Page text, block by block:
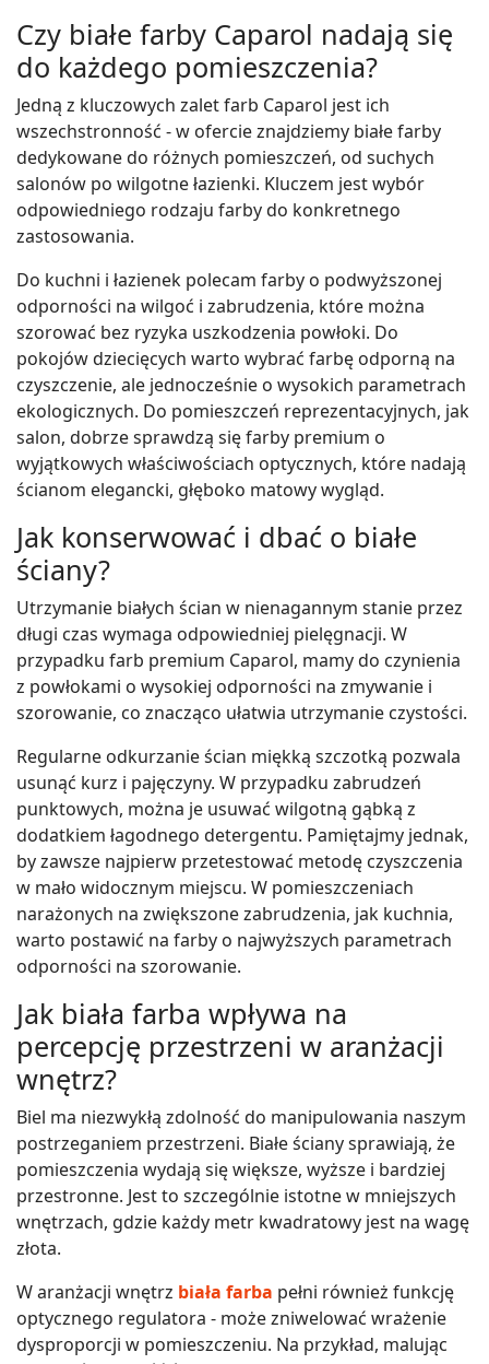
Czy białe farby Caparol nadają się
do każdego pomieszczenia?
Jedną z kluczowych zalet farb Caparol jest ich
wszechstronność - w ofercie znajdziemy białe farby
dedykowane do różnych pomieszczeń, od suchych
salonów po wilgotne łazienki. Kluczem jest wybór
odpowiedniego rodzaju farby do konkretnego
zastosowania.
Do kuchni i łazienek polecam farby o podwyższonej
odporności na wilgoć i zabrudzenia, które można
szorować bez ryzyka uszkodzenia powłoki. Do
pokojów dziecięcych warto wybrać farbę odporną na
czyszczenie, ale jednocześnie o wysokich parametrach
ekologicznych. Do pomieszczeń reprezentacyjnych, jak
salon, dobrze sprawdzą się farby premium o
wyjątkowych właściwościach optycznych, które nadają
ścianom elegancki, głęboko matowy wygląd.
Jak konserwować i dbać o białe
ściany?
Utrzymanie białych ścian w nienagannym stanie przez
długi czas wymaga odpowiedniej pielęgnacji. W
przypadku farb premium Caparol, mamy do czynienia
z powłokami o wysokiej odporności na zmywanie i
szorowanie, co znacząco ułatwia utrzymanie czystości.
Regularne odkurzanie ścian miękką szczotką pozwala
usunąć kurz i pajęczyny. W przypadku zabrudzeń
punktowych, można je usuwać wilgotną gąbką z
dodatkiem łagodnego detergentu. Pamiętajmy jednak,
by zawsze najpierw przetestować metodę czyszczenia
w mało widocznym miejscu. W pomieszczeniach
narażonych na zwiększone zabrudzenia, jak kuchnia,
warto postawić na farby o najwyższych parametrach
odporności na szorowanie.
Jak biała farba wpływa na
percepcję przestrzeni w aranżacji
wnętrz?
Biel ma niezwykłą zdolność do manipulowania naszym
postrzeganiem przestrzeni. Białe ściany sprawiają, że
pomieszczenia wydają się większe, wyższe i bardziej
przestronne. Jest to szczególnie istotne w mniejszych
wnętrzach, gdzie każdy metr kwadratowy jest na wagę
złota.
W aranżacji wnętrz biała farba pełni również funkcję
optycznego regulatora - może zniwelować wrażenie
dysproporcji w pomieszczeniu. Na przykład, malując